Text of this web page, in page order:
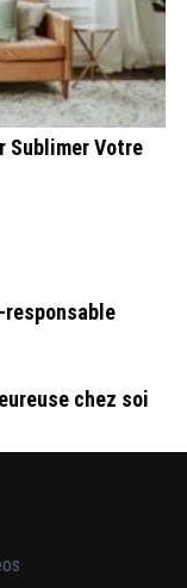
Sublimer Votre
responsable
chez soi